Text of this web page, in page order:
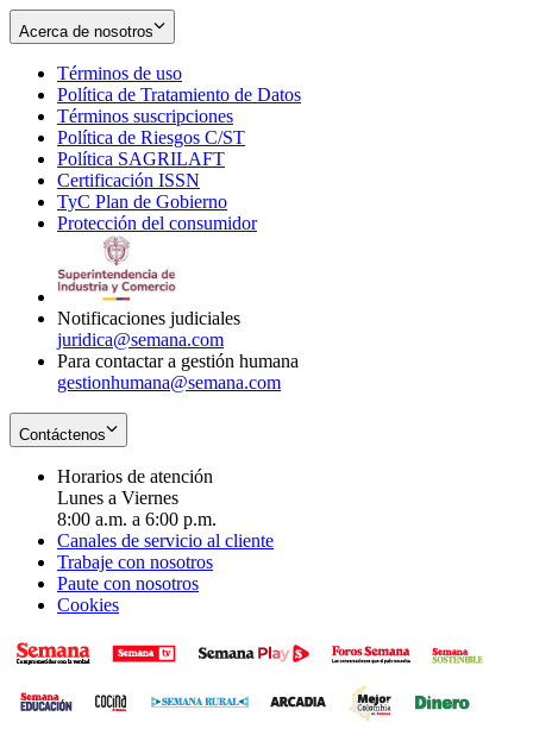
Acerca de nosotros
Términos de uso
in
new
window
Política de Tratamiento de Datos
Términos suscripciones
in
Política de Riesgos C/ST
Política SAGRILAFT
new
window
Certificación ISSN
in
new
TyC Plan de Gobierno
in
Protección del consumidorOpens
Notificaciones judiciales
juridica@semana.com
Para contactar a gestión humana
gestionhumana@semana.com
Contáctenos
Horarios de atención
Lunes a Viernes
8:00 a.m. a 6:00 p.m.
Canales de servicio al cliente
Trabaje con nosotros
Paute con nosotros
Cookies